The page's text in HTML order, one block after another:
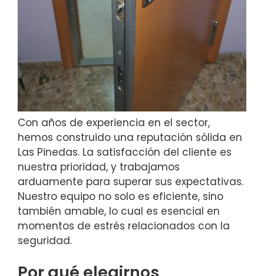
Con años de experiencia en el sector,
hemos construido una reputación sólida en
Las Pinedas. La satisfacción del cliente es
nuestra prioridad, y trabajamos
arduamente para superar sus expectativas.
Nuestro equipo no solo es eficiente, sino
también amable, lo cual es esencial en
momentos de estrés relacionados con la
seguridad.